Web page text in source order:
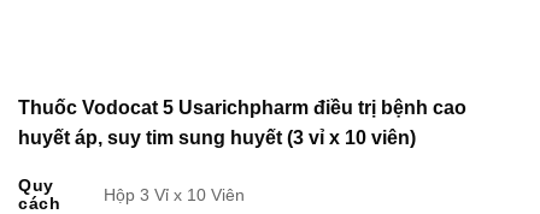
Thuốc Vodocat 5 Usarichpharm điều trị bệnh cao
huyết áp, suy tim sung huyết (3 vỉ x 10 viên)
Quy
cách
Hộp 3 Vỉ x 10 Viên